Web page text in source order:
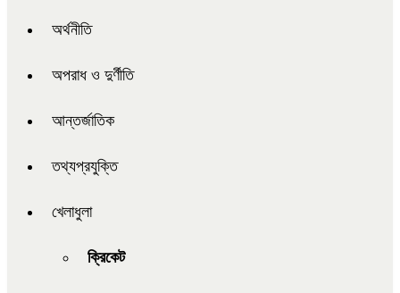
অর্থনীতি
অপরাধ ও দুর্ণীতি
আন্তর্জাতিক
তথ্যপ্রযুক্তি
খেলাধুলা
ক্রিকেট